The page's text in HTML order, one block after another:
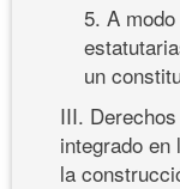
5. A
un
III.
integrado en
la